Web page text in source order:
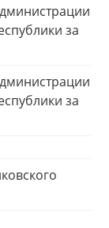
за
за